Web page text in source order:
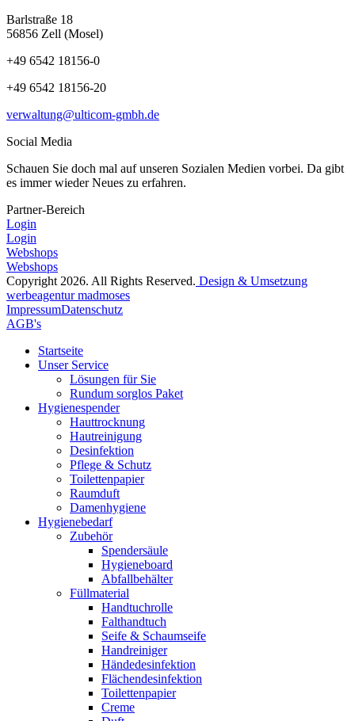
Barlstraße 18
56856 Zell (Mosel)
+49 6542 18156-0
+49 6542 18156-20
verwaltung@ulticom-gmbh.de
Social Media
Schauen Sie doch mal auf unseren Sozialen Medien vorbei. Da gibt
es immer wieder Neues zu erfahren.
Partner-Bereich
Login
Login
Webshops
Webshops
Copyright 2026. All Rights Reserved. Design & Umsetzung
werbeagentur madmoses
ImpressumDatenschutz
AGB's
Startseite
Unser Service
Lösungen für Sie
Rundum sorglos Paket
Hygienespender
Hauttrocknung
Hautreinigung
Desinfektion
Pflege & Schutz
Toilettenpapier
Raumduft
Damenhygiene
Hygienebedarf
Zubehör
Spendersäule
Hygieneboard
Abfallbehälter
Füllmaterial
Handtuchrolle
Falthandtuch
Seife & Schaumseife
Handreiniger
Händedesinfektion
Flächendesinfektion
Toilettenpapier
Creme